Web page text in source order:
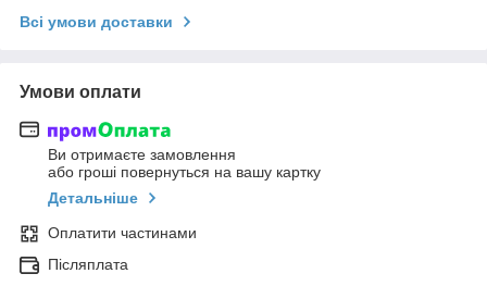
Всі умови доставки
Умови оплати
Ви отримаєте замовлення
або гроші повернуться на вашу картку
Детальніше
Оплатити частинами
Післяплата